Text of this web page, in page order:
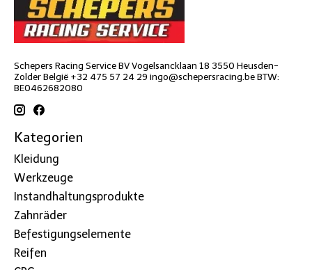
Schepers Racing Service BV Vogelsancklaan 18 3550 Heusden-
Zolder België +32 475 57 24 29 ingo@schepersracing.beBTW:
BE0462682080
Kategorien
Kleidung
Werkzeuge
Instandhaltungsprodukte
Zahnräder
Befestigungselemente
Reifen